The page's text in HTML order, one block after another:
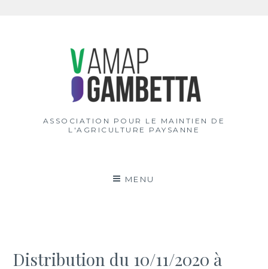
ASSOCIATION POUR LE MAINTIEN DE
L'AGRICULTURE PAYSANNE
MENU
Distribution du 10/11/2020 à